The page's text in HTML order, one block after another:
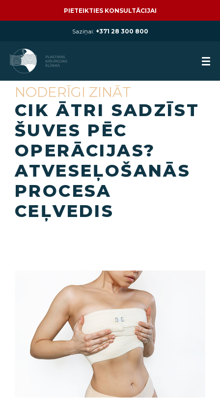
PIETEIKTIES KONSULTĀCIJAI
Saziņai: +371 28 300 800
NODERĪGI ZINĀT
CIK ĀTRI SADZĪST
ŠUVES PĒC
OPERĀCIJAS?
ATVESEĻOŠANĀS
PROCESA
CEĻVEDIS